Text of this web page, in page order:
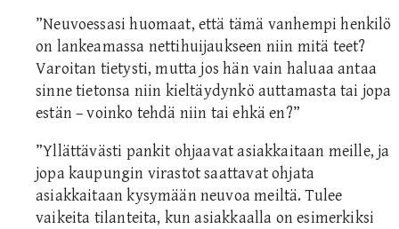
”Neuvoessasi huomaat, että tämä vanhempi henkilö
on lankeamassa nettihuijaukseen niin mitä teet?
Varoitan tietysti, mutta jos hän vain haluaa antaa
sinne tietonsa niin kieltäydynkö auttamasta tai jopa
estän – voinko tehdä niin tai ehkä en?”
”Yllättävästi pankit ohjaavat asiakkaitaan meille, ja
jopa kaupungin virastot saattavat ohjata
asiakkaitaan kysymään neuvoa meiltä. Tulee
vaikeita tilanteita, kun asiakkaalla on esimerkiksi